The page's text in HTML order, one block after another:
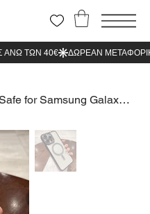
Shieldee - Royal Crystal MagSafe for Samsung Galaxy A05S 4G Purple